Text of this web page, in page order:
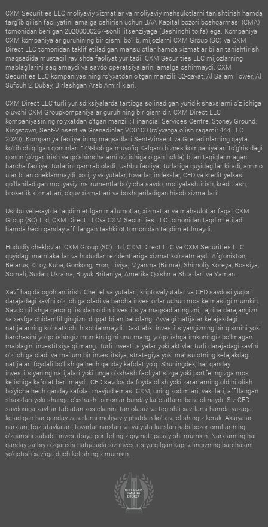
CXM Securities LLC moliyaviy xizmatlar va moliyaviy mahsulotlarni tanishtirish hamda
targ‘ib qilish faoliyatini amalga oshirish uchun BAA Kapital bozori boshqarmasi (CMA)
tomonidan berilgan 20200000267-sonli litsenziyaga (Beshinchi toifa) ega. Kompaniya
CXM kompaniyalar guruhining bir qismi bo‘lib, mijozlarni CXM Group (SC) va CXM
Direct LLC tomonidan taklif etiladigan mahsulotlar hamda xizmatlar bilan tanishtirish
maqsadida mustaqil ravishda faoliyat yuritadi. CXM Securities LLC mijozlarning
mablag‘larini saqlamaydi va savdo operatsiyalarini amalga oshirmaydi. CXM
Securities LLC kompaniyasining ro‘yxatdan o‘tgan manzili: 32-qavat, Al Salam Tower, Al
Sufouh 2, Dubay, Birlashgan Arab Amirliklari.
CXM Direct LLC turli yurisdiksiyalarda tartibga solinadigan yuridik shaxslarni o‘z ichiga
oluvchi CXM Groupkompaniyalar guruhining bir qismidir. CXM Direct LLC
kompaniyasining ro‘yxatdan o‘tgan manzili: Financial Services Centre, Stoney Ground,
Kingstown, Sent-Vinsent va Grenadinlar, VC0100 (ro‘yxatga olish raqami: 444 LLC
2020). Kompaniya faoliyatining maqsadlari Sent-Vinsent va Grenadinlarning qayta
ko‘rib chiqilgan qonunlari 149-bobiga muvofiq Xalqaro biznes kompaniyalari to‘g‘risidagi
qonun (o‘zgartirish va qo‘shimchalarni o‘z ichiga olgan holda) bilan taqiqlanmagan
barcha faoliyat turlarini qamrab oladi. Ushbu faoliyat turlariga quyidagilar kiradi, ammo
ular bilan cheklanmaydi: xorijiy valyutalar, tovarlar, indekslar, CFD va kredit yelkasi
qo‘llaniladigan moliyaviy instrumentlarbo‘yicha savdo, moliyalashtirish, kreditlash,
brokerlik xizmatlari, o‘quv xizmatlari va boshqariladigan hisob xizmatlari.
Ushbu veb-saytda taqdim etilgan ma’lumotlar, xizmatlar va mahsulotlar faqat CXM
Group (SC) Ltd, CXM Direct LLCva CXM Securities LLC tomonidan taqdim etiladi
hamda hech qanday affillangan tashkilot tomonidan taqdim etilmaydi.
Hududiy cheklovlar: CXM Group (SC) Ltd, CXM Direct LLC va CXM Securities LLC
quyidagi mamlakatlar va hududlar rezidentlariga xizmat ko‘rsatmaydi: Afg‘oniston,
Belarus, Xitoy, Kuba, Gonkong, Eron, Liviya, Myanma (Birma), Shimoliy Koreya, Rossiya,
Somali, Sudan, Ukraina, Buyuk Britaniya, Amerika Qo‘shma Shtatlari va Yaman.
Xavf haqida ogohlantirish: Chet el valyutalari, kriptovalyutalar va CFD savdosi yuqori
darajadagi xavfni o‘z ichiga oladi va barcha investorlar uchun mos kelmasligi mumkin.
Savdo qilishga qaror qilishdan oldin investitsiya maqsadlaringizni, tajriba darajangizni
va xavfga chidamliligingizni diqqat bilan baholang. Avvalgi natijalar kelajakdagi
natijalarning ko‘rsatkichi hisoblanmaydi. Dastlabki investitsiyangizning bir qismini yoki
barchasini yo‘qotishingiz mumkinligini unutmang; yo‘qotishga imkoningiz bo‘lmagan
mablag‘ni investitsiya qilmang. Turli investitsiyalar yoki aktivlar turli darajadagi xavfni
o‘z ichiga oladi va ma’lum bir investitsiya, strategiya yoki mahsulotning kelajakdagi
natijalari foydali bo‘lishiga hech qanday kafolat yo‘q. Shuningdek, har qanday
investitsiyaning natijalari yoki unga o‘xshash faoliyat sizga yoki portfelingizga mos
kelishiga kafolat berilmaydi. CFD savdosida foyda olish yoki zararlarning oldini olish
bo‘yicha hech qanday kafolat mavjud emas. CXM, uning xodimlari, vakillari, affillangan
shaxslari yoki shunga o‘xshash tomonlar bunday kafolatlarni bera olmaydi. Siz CFD
savdosiga xavflar tabiatan xos ekanini tan olasiz va tegishli xavflarni hamda yuzaga
keladigan har qanday zararlarni moliyaviy jihatdan ko‘tara olishingiz kerak. Aksiyalar
narxlari, foiz stavkalari, tovarlar narxlari va valyuta kurslari kabi bozor omillarining
o‘zgarishi sababli investitsiya portfelingiz qiymati pasayishi mumkin. Narxlarning har
qanday salbiy o‘zgarishi natijasida siz investitsiya qilgan kapitalingizning barchasini
yo‘qotish xavfiga duch kelishingiz mumkin.